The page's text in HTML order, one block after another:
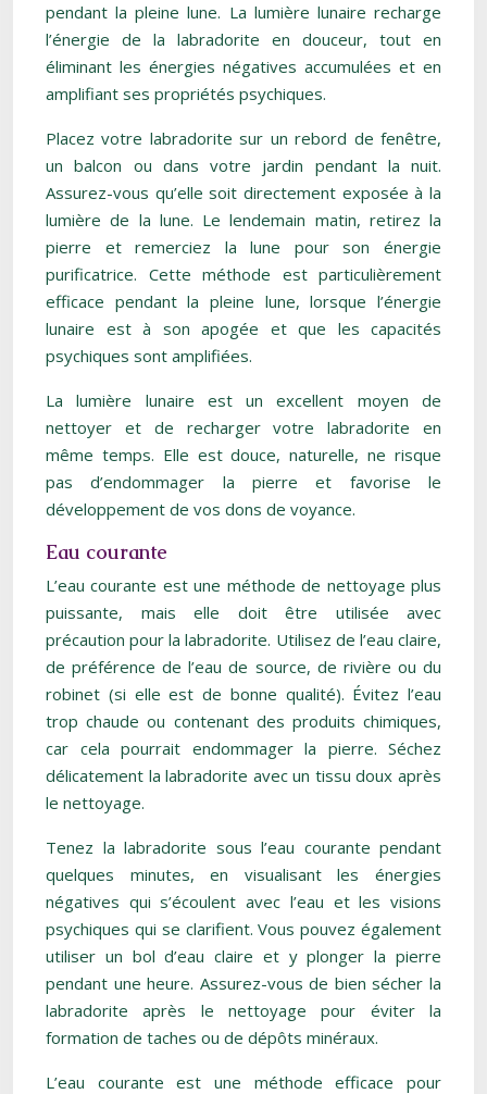
pendant la pleine lune. La lumière lunaire recharge
l’énergie de la labradorite en douceur, tout en
éliminant les énergies négatives accumulées et en
amplifiant ses propriétés psychiques.
Placez votre labradorite sur un rebord de fenêtre,
un balcon ou dans votre jardin pendant la nuit.
Assurez-vous qu’elle soit directement exposée à la
lumière de la lune. Le lendemain matin, retirez la
pierre et remerciez la lune pour son énergie
purificatrice. Cette méthode est particulièrement
efficace pendant la pleine lune, lorsque l’énergie
lunaire est à son apogée et que les capacités
psychiques sont amplifiées.
La lumière lunaire est un excellent moyen de
nettoyer et de recharger votre labradorite en
même temps. Elle est douce, naturelle, ne risque
pas d’endommager la pierre et favorise le
développement de vos dons de voyance.
Eau courante
L’eau courante est une méthode de nettoyage plus
puissante, mais elle doit être utilisée avec
précaution pour la labradorite. Utilisez de l’eau claire,
de préférence de l’eau de source, de rivière ou du
robinet (si elle est de bonne qualité). Évitez l’eau
trop chaude ou contenant des produits chimiques,
car cela pourrait endommager la pierre. Séchez
délicatement la labradorite avec un tissu doux après
le nettoyage.
Tenez la labradorite sous l’eau courante pendant
quelques minutes, en visualisant les énergies
négatives qui s’écoulent avec l’eau et les visions
psychiques qui se clarifient. Vous pouvez également
utiliser un bol d’eau claire et y plonger la pierre
pendant une heure. Assurez-vous de bien sécher la
labradorite après le nettoyage pour éviter la
formation de taches ou de dépôts minéraux.
L’eau courante est une méthode efficace pour